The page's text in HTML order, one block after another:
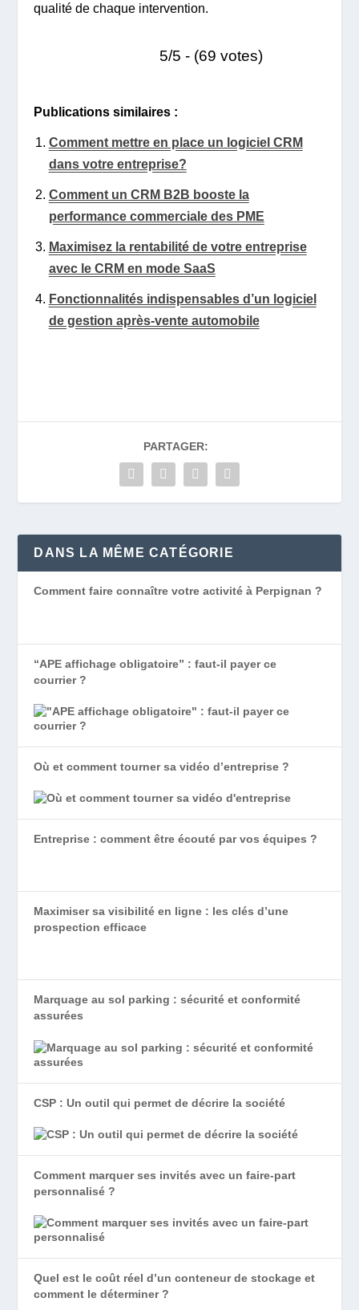
qualité de chaque intervention.
5/5 - (69 votes)
Publications similaires :
Comment mettre en place un logiciel CRM
dans votre entreprise?
Comment un CRM B2B booste la
performance commerciale des PME
Maximisez la rentabilité de votre entreprise
avec le CRM en mode SaaS
Fonctionnalités indispensables d’un logiciel
de gestion après-vente automobile
PARTAGER:
DANS LA MÊME CATÉGORIE
Comment faire connaître votre activité à Perpignan ?
“APE affichage obligatoire” : faut-il payer ce
courrier ?
Où et comment tourner sa vidéo d’entreprise ?
Entreprise : comment être écouté par vos équipes ?
Maximiser sa visibilité en ligne : les clés d’une
prospection efficace
Marquage au sol parking : sécurité et conformité
assurées
CSP : Un outil qui permet de décrire la société
Comment marquer ses invités avec un faire-part
personnalisé ?
Quel est le coût réel d’un conteneur de stockage et
comment le déterminer ?